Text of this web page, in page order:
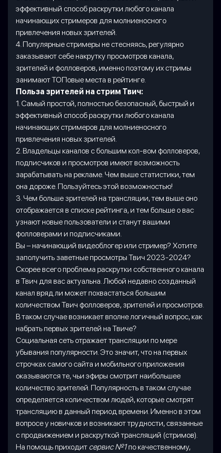
эффективный способ раскрутки любого канала
начинающих стримеров для молниеносного
привлечения новых зрителей.
4. Популярные стримеры не стесняясь, регулярно
заказывают себе накрутку просмотров канала,
зрителей и фолловеров, именно поэтому их стримы
занимают ТОПовые места в рейтинге.
Польза зрителей на стрим Твич:
1. Самый простой, полностью безопасный, быстрый и
эффективный способ раскрутки любого канала
начинающих стримеров для молниеносного
привлечения новых зрителей.
2. Владельцы каналов с большим кол-вом фолловеров,
подписчиков и просмотров имеют возможность
зарабатывать на рекламе. Чем выше статистики, тем
она дороже. Пользуйтесь этой возможностью!
3. Чем больше зрителей на трансляции, тем выше оно
отображается в списке рейтинга, и тем больше о вас
узнают новые пользователи и станут вашими
фолловерами и подписчиками.
Вы – начинающий видеоблогер или стример? Хотите
заполучить заветные просмотры Твич 2023-2024?
Скорее всего проблема раскрутки собственного канала
в Твич для вас актуальна. Любой недавно созданный
канал вряд ли может похвастаться большим
количеством Твич фолловеров, зрителей и просмотров.
В таком случае возникает вполне логичный вопрос, как
набрать первых зрителей на Твиче?
Социальная сеть отражает трансляции по мере
убывания популярности. Это значит, что на первых
строчках самого сайта и мобильного приложения
оказываются те, чьи эфиры смотрит наибольшее
количество зрителей. Популярность в таком случае
определяется количеством людей, которые смотрят
трансляцию в данный период времени. Именно в этом
вопросе у новичков и возникают трудности, связанные
с продвижением и раскруткой трансляций (стримов).
На помощь приходит сервис №1по качественному,